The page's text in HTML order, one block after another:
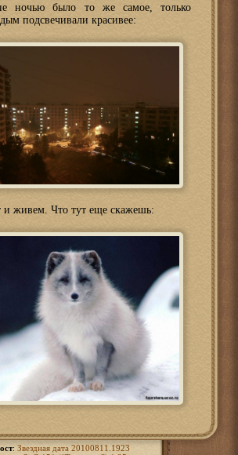
ночью было то же самое, только
подсвечивали красивее:
и живем. Что тут еще скажешь:
: Звездная дата 20100811.1923